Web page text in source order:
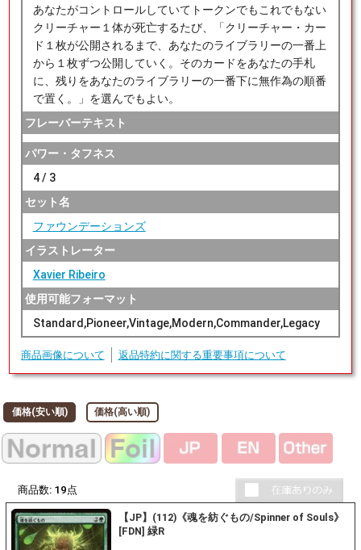
あなたがコントロールしていてトークンでもこれでもない
クリーチャー１体が死亡するたび、「クリーチャー・カー
ド１枚が公開されるまで、あなたのライブラリーの一番上
から１枚ずつ公開していく。そのカードをあなたの手札
に、残りをあなたのライブラリーの一番下に無作為の順番
で置く。」を選んでもよい。
フレーバーテキスト
パワー・タフネス
4 / 3
セット名
ファウンデーションズ
イラストレーター
Xavier Ribeiro
使用可能フォーマット
Standard,Pioneer,Vintage,Modern,Commander,Legacy
商品画像について 返品特約に関する重要事項について
価格(安い順) 価格(高い順)
商品数: 19 点
【JP】(112)《魂を紡ぐもの/Spinner of Souls》
[FDN] 緑R